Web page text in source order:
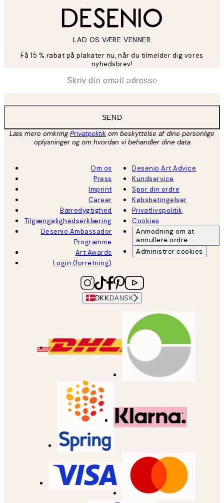
LAD OS VÆRE VENNER
Få 15 % rabat på plakater nu, når du tilmelder dig vores
nyhedsbrev!
SEND
Læs mere omkringPrivatpolitik om beskyttelse af dine personlige
oplysninger og om hvordan vi behandler dine data
Om os
Press
Imprint
Career
Bæredygtighed
Tilgængelighedserklæring
Desenio Ambassador
Programme
Art Awards
Login (forretning)
Desenio Art Advice
Kundservice
Spor din ordre
Købsbetingelser
Privatlivspolitik
Cookies
Anmodning om at
annullere ordre
Administrer cookies
DKK DANSK